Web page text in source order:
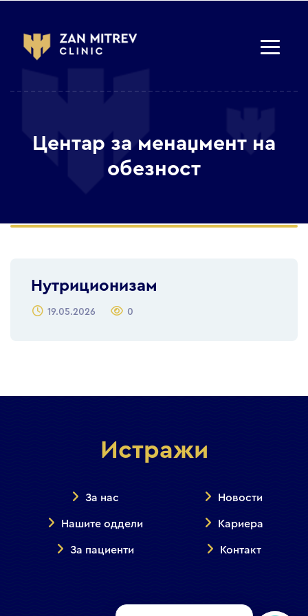
Центар за менаџмент на
обезност
Нутриционизам
19.05.2026 0
Истражи
За нас
Нашите оддели
За пациенти
Новости
Кариера
Контакт